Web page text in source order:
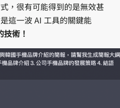
，很有可能得到的是無效甚
這一波 AI 工具的關鍵能
術！